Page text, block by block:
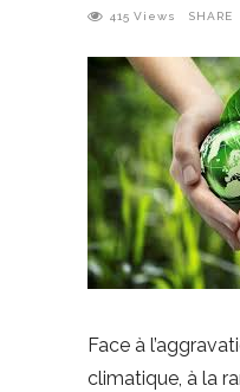
415 Views SHARE
Face à
climatique, à la